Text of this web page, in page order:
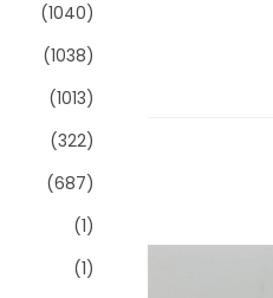
(1040)
(1038)
(1013)
(322)
(687)
(1)
(1)